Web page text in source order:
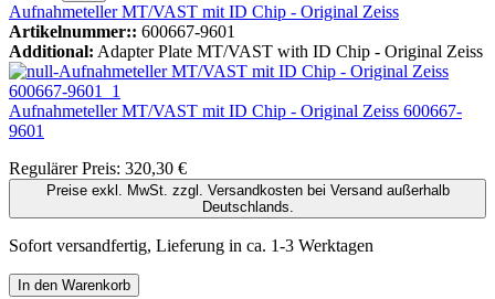
Aufnahmeteller MT/VAST mit ID Chip - Original Zeiss
Artikelnummer:: 600667-9601
Additional: Adapter Plate MT/VAST with ID Chip - Original Zeiss
Aufnahmeteller MT/VAST mit ID Chip - Original Zeiss 600667-
9601
Regulärer Preis: 320,30 €
Preise exkl. MwSt. zzgl. Versandkosten bei Versand außerhalb
Deutschlands.
Sofort versandfertig, Lieferung in ca. 1-3 Werktagen
In den Warenkorb